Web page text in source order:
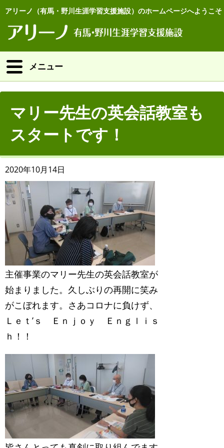
アリーノ（有馬・野川生涯学習支援施設）のホームページへようこそ
メニュー
マリー先生の英会話教室も
スタートです！
2020年10月14日
主催事業のマリー先生の英会話教室が
始まりました。久しぶりの再開に笑み
がこぼれます。さあコロナに負けず、
Ｌｅｔ’ｓ Ｅｎｊｏｙ Ｅｎｇｌｉｓ
ｈ！！